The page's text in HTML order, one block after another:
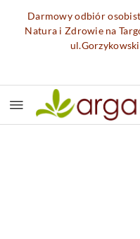
Przejdź do treści
Przejdź do
Przejdź do moje
Przejdź do menu
Przejdź do opisu
Przejdź do stopki
Darmowy odbiór
Natura i Zdrowie na